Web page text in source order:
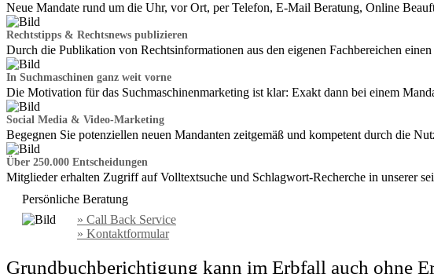
Neue Mandate rund um die Uhr, vor Ort, per Telefon, E-Mail Beratung, Online
Rechtstipps & Rechtsnews publizieren
Durch die Publikation von Rechtsinformationen aus den eigenen Fachbereichen
In Suchmaschinen ganz weit vorne
Die Motivation für das Suchmaschinenmarketing ist klar: Exakt dann bei einem
Social Media & Video-Marketing
Begegnen Sie potenziellen neuen Mandanten zeitgemäß und kompetent durch die
Über 250.000 Entscheidungen
Mitglieder erhalten Zugriff auf Volltextsuche und Schlagwort-Recherche in unserer
Persönliche Beratung
» Call Back Service
» Kontaktformular
Grundbuchberichtigung kann im Erbfall auch ohne